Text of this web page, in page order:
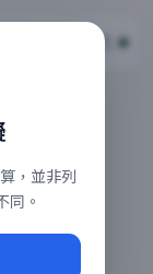
自強、普悠瑪、
動態
，並非列
同。